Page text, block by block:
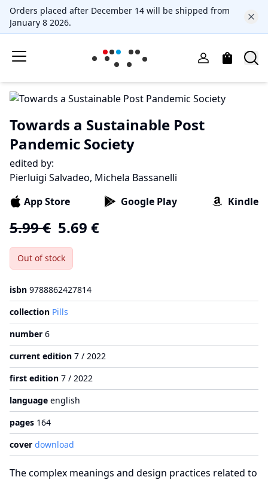
Orders placed after December 14 will be shipped from
January 8 2026.
Towards a Sustainable Post
Pandemic Society
edited by:
Pierluigi Salvadeo, Michela Bassanelli
App Store
Google Play Kindle
5.99€ 5.69 €
Out of stock
isbn 9788862427814
collection Pills
number 6
current edition 7 / 2022
first edition 7 / 2022
language english
pages 164
cover download
The complex meanings and design practices related to